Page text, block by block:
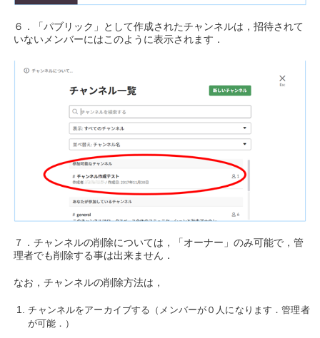
６．「パブリック」として作成されたチャンネルは，招待されて
いないメンバーにはこのように表示されます．
７．チャンネルの削除については，「オーナー」のみ可能で，管
理者でも削除する事は出来ません．
なお，チャンネルの削除方法は，
チャンネルをアーカイブする（メンバーが０人になります．管理者
が可能．）